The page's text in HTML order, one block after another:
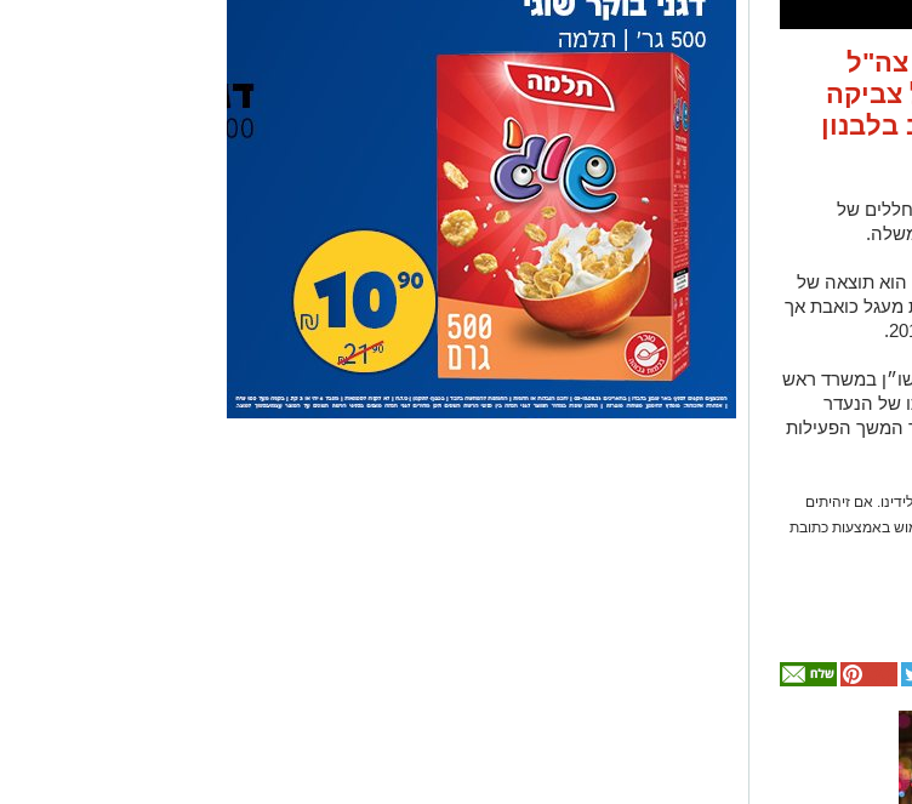
צה"ל
צביקה
של
הוא תוצאה של
מעגל כואבת אך
במשרד ראש
של הנעדר
המשך הפעילות
אם זיהיתים
באמצעות כתובת